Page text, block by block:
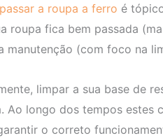
a roupa a ferro é
roupa fica bem passada
manutenção (com foco na
limpar a sua base de
Ao longo dos tempos estes
o correto